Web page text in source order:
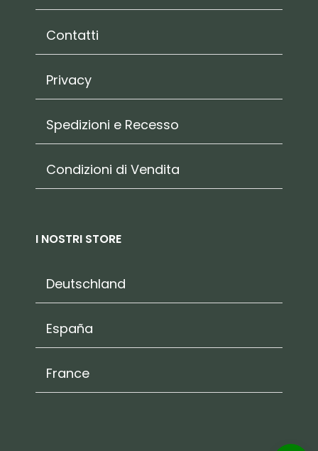
Contatti
Privacy
Spedizioni e Recesso
Condizioni di Vendita
I NOSTRI STORE
Deutschland
España
France